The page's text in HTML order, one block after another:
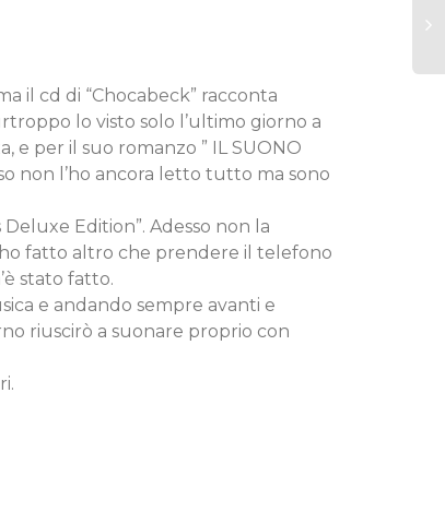
il cd di “Chocabeck” racconta
lo visto solo l’ultimo giorno a
e per il suo romanzo ” IL SUONO
non l’ho ancora letto tutto ma sono
Edition”. Adesso non la
ho fatto altro che prendere il telefono
stato fatto.
e andando sempre avanti e
riuscirò a suonare proprio con